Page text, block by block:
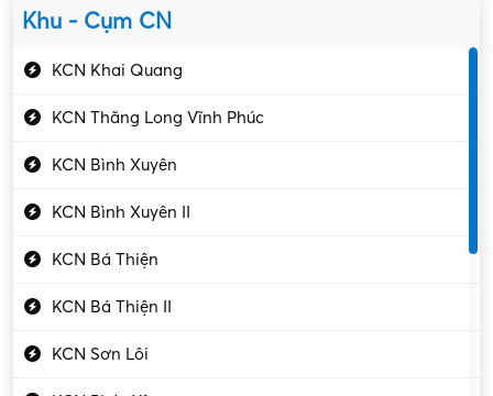
Kỹ sư cơ khí
Kỹ sư điện
Kỹ thuật cao
Kỹ thuật mạng – IT
Làm bán thời gian
Lao động phổ thông
Lập trình – Phát triển
Luật – Công chứng
Khu - Cụm CN
KCN Khai Quang
KCN Thăng Long Vĩnh Phúc
KCN Bình Xuyên
KCN Bình Xuyên II
KCN Bá Thiện
KCN Bá Thiện II
KCN Sơn Lôi